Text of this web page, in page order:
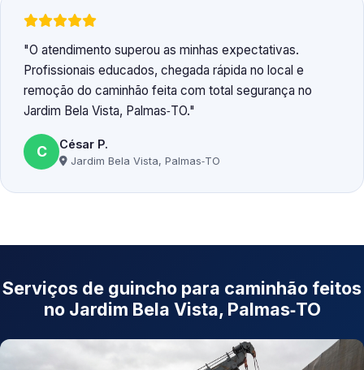
O atendimento superou as minhas expectativas.
Profissionais educados, chegada rápida no local e
remoção do caminhão feita com total segurança no
Jardim Bela Vista, Palmas‑TO.
C César P.
Jardim Bela Vista, Palmas‑TO
Serviços de guincho para caminhão feitos
no Jardim Bela Vista, Palmas‑TO